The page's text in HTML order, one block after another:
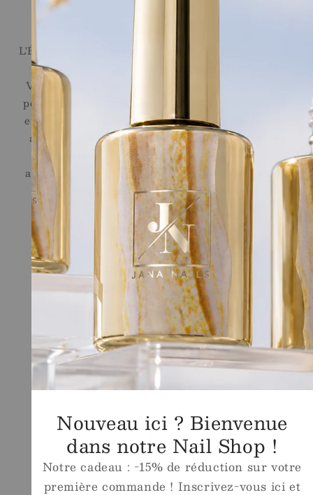
Nouveau ici ? Bienvenue
dans notre Nail Shop !
Notre cadeau : -15% de réduction sur votre
première commande ! Inscrivez-vous ici et
Ecole de l'Ongle
L'École de l'Ongle réunit un centre de formation, une
onglerie et une boutique en ligne, à Martigny en
Valais. Nous proposons des formations sur mesure
pour les débutantes, les personnes en reconversion
et les professionnelles souhaitant se perfectionner,
ainsi qu'une sélection de produits professionnels
Jana Nails pour les stylistes ongulaires. Un
accompagnement sur le long terme, assuré par des
professionnelles reconnues du secteur.
Liens Rapides
Shop
Ecole
Conditions générales de vente
Legal
Contact
Magasin
Martigny
Avenue de Fully 63
1920 Martigny
Email info@ecoledelongle.ch
Téléphone+41 27 307 18 18
Whatsapp+41 78 615 23 60